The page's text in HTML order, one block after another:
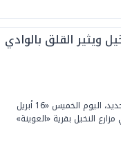
ويثير القلق بالوادي
تلقت الأجهزة الأمنية بمحافظة الوادي الجديد، اليوم الخميس «16 أبريل
النخيل بقرية «العوينة»